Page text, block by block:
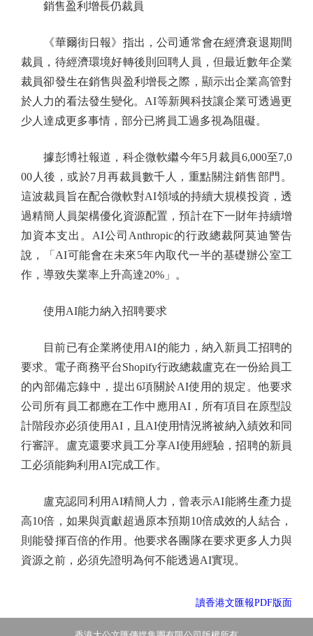
銷售盈利增長仍裁員
《華爾街日報》指出，公司通常會在經濟衰退期間
裁員，待經濟環境好轉後則回聘人員，但最近數年企業
裁員卻發生在銷售與盈利增長之際，顯示出企業高管對
於人力的看法發生變化。AI等新興科技讓企業可透過更
少人達成更多事情，部分已將員工過多視為阻礙。
據彭博社報道，科企微軟繼今年5月裁員6,000至7,0
00人後，或於7月再裁員數千人，重點關注銷售部門。
這波裁員旨在配合微軟對AI領域的持續大規模投資，透
過精簡人員架構優化資源配置，預計在下一財年持續增
加資本支出。AI公司Anthropic的行政總裁阿莫迪警告
說，「AI可能會在未來5年內取代一半的基礎辦公室工
作，導致失業率上升高達20%」。
使用AI能力納入招聘要求
目前已有企業將使用AI的能力，納入新員工招聘的
要求。電子商務平台Shopify行政總裁盧克在一份給員工
的內部備忘錄中，提出6項關於AI使用的規定。他要求
公司所有員工都應在工作中應用AI，所有項目在原型設
計階段亦必須使用AI，且AI使用情況將被納入績效和同
行審評。盧克還要求員工分享AI使用經驗，招聘的新員
工必須能夠利用AI完成工作。
盧克認同利用AI精簡人力，曾表示AI能將生產力提
高10倍，如果與貢獻超過原本預期10倍成效的人結合，
則能發揮百倍的作用。他要求各團隊在要求更多人力與
資源之前，必須先證明為何不能透過AI實現。
讀香港文匯報PDF版面